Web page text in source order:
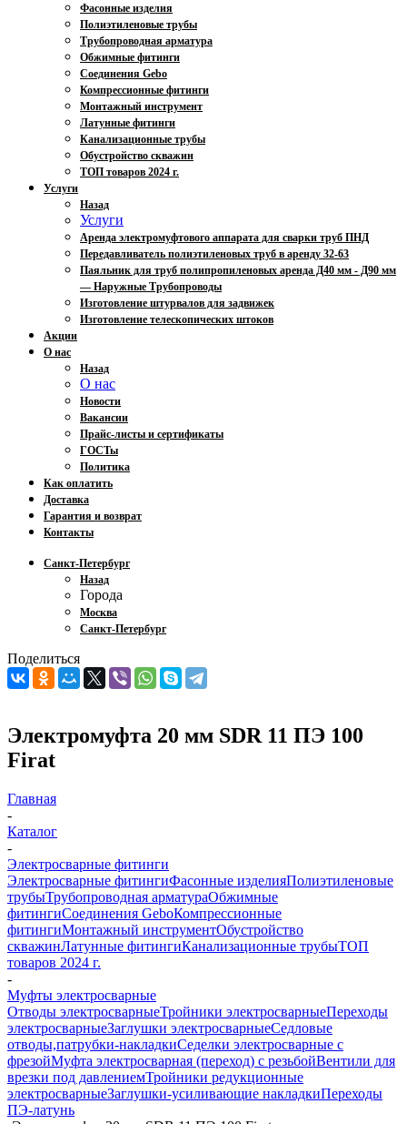
Фасонные изделия
Полиэтиленовые трубы
Трубопроводная арматура
Обжимные фитинги
Соединения Gebo
Компрессионные фитинги
Монтажный инструмент
Латунные фитинги
Канализационные трубы
Обустройство скважин
ТОП товаров 2024 г.
Услуги
Назад
Услуги
Аренда электромуфтового аппарата для сварки труб ПНД
Передавливатель полиэтиленовых труб в аренду 32-63
Паяльник для труб полипропиленовых аренда Д40 мм - Д90 мм
— Наружные Трубопроводы
Изготовление штурвалов для задвижек
Изготовление телескопических штоков
Акции
О нас
Назад
О нас
Новости
Вакансии
Прайс-листы и сертификаты
ГОСТы
Политика
Как оплатить
Доставка
Гарантия и возврат
Контакты
Санкт-Петербург
Назад
Города
Москва
Санкт-Петербург
Поделиться
Электромуфта 20 мм SDR 11 ПЭ 100
Firat
Главная
-
Каталог
-
Электросварные фитинги
Электросварные фитингиФасонные изделияПолиэтиленовые
трубыТрубопроводная арматураОбжимные
фитингиСоединения GeboКомпрессионные
фитингиМонтажный инструментОбустройство
скважинЛатунные фитингиКанализационные трубыТОП
товаров 2024 г.
-
Муфты электросварные
Отводы электросварныеТройники электросварныеПереходы
электросварныеЗаглушки электросварныеСедловые
отводы,патрубки-накладкиСеделки электросварные с
фрезойМуфта электросварная (переход) с резьбойВентили для
врезки под давлениемТройники редукционные
электросварныеЗаглушки-усиливающие накладкиПереходы
ПЭ-латунь